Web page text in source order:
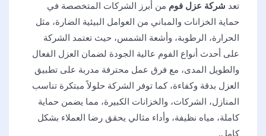
تعد شركة عزل فوم من أبرز الشركات المتخصصة في
حماية الخزانات والمباني من العوامل البيئية الضارة، مثل
الحرارة، الرطوبة، وأشعة الشمس، حيث تعتمد الشركة
على أحدث أنواع الفوم عالية الجودة لضمان العزل الفعال
والطويل المدى، مع فرق عمل محترفة مدربة على تطبيق
العزل بدقة وكفاءة، كما توفر الشركة حلولاً مبتكرة تناسب
المنازل، الشركات، والخزانات الكبيرة، مما يضمن حماية
كاملة، مياه نظيفة، وأداء مثالي يحقق رضا العملاء بشكل
كامل.